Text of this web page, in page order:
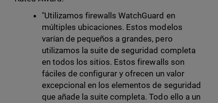
"Utilizamos firewalls WatchGuard en
múltiples ubicaciones. Estos modelos
varían de pequeños a grandes, pero
utilizamos la suite de seguridad completa
en todos los sitios. Estos firewalls son
fáciles de configurar y ofrecen un valor
excepcional en los elementos de seguridad
que añade la suite completa. Todo ello a un